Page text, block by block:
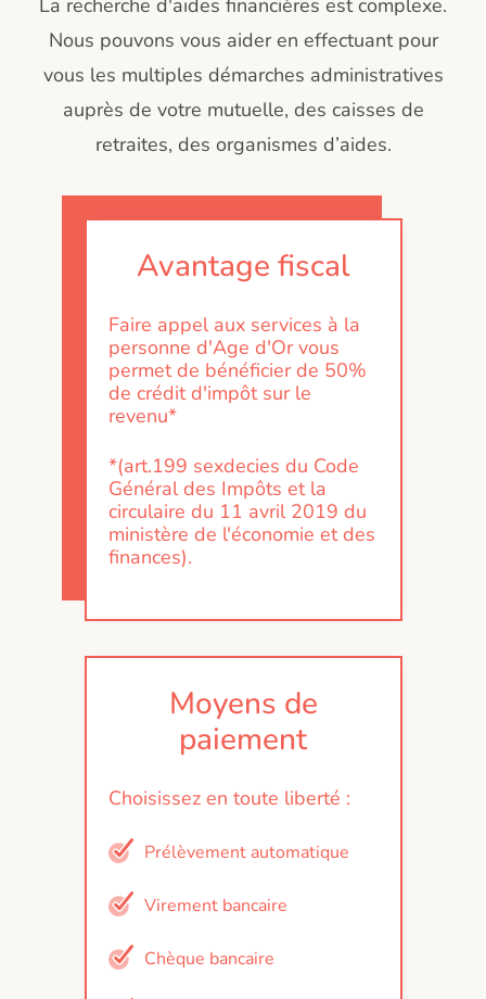
La recherche d'aides financières est complexe.
Nous pouvons vous aider en effectuant pour
vous les multiples démarches administratives
auprès de votre mutuelle, des caisses de
retraites, des organismes d’aides.
Avantage fiscal
Faire appel aux services à la
personne d'Age d'Or vous
permet de bénéficier de 50%
de crédit d'impôt sur le
revenu*
*(art.199 sexdecies du Code
Général des Impôts et la
circulaire du 11 avril 2019 du
ministère de l'économie et des
finances).
Moyens de
paiement
Choisissez en toute liberté :
Prélèvement automatique
Virement bancaire
Chèque bancaire